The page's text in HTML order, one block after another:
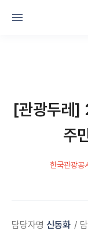
[관광두레]
주
한국관광공
담당자명 신동화